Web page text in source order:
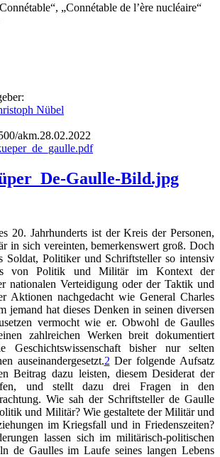
„Connétable de l’ère nucléaire“
Nübel
akm.28.02.2022
Gaulle-Bild.jpg
20. Jahrhunderts ist der Kreis der Personen,
in sich vereinten, bemerkenswert groß. Doch
Soldat, Politiker und Schriftsteller so intensiv
von Politik und Militär im Kontext der
nationalen Verteidigung oder der Taktik und
Aktionen nachgedacht wie General Charles
jemand hat dieses Denken in seinen diversen
vermocht wie er. Obwohl de Gaulles
zahlreichen Werken breit dokumentiert
bisher nur selten
auseinandergesetzt.2 Der folgende Aufsatz
Beitrag dazu leisten, diesem Desiderat der
und stellt dazu drei Fragen in den
Wie sah der Schriftsteller de Gaulle
und Militär? Wie gestaltete der Militär und
im Kriegsfall und in Friedenszeiten?
lassen sich im militärisch-politischen
de Gaulles im Laufe seines langen Lebens